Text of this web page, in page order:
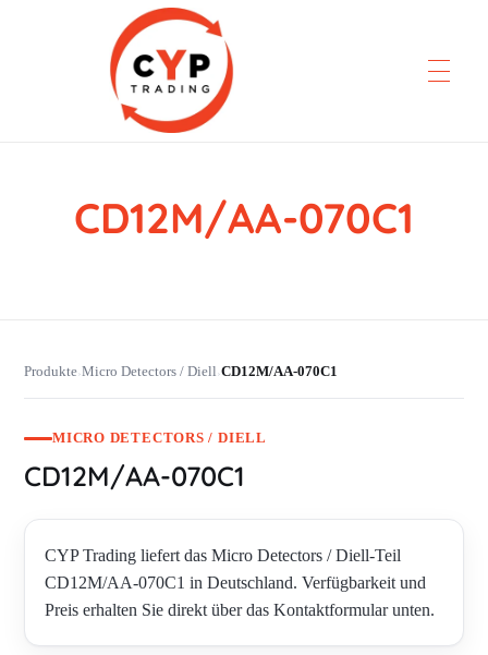
CYP Trading
Professionelle Ersatzteilbeschaffung
CD12M/AA-070C1
Produkte›Micro Detectors / Diell›CD12M/AA-070C1
MICRO DETECTORS / DIELL
CD12M/AA-070C1
CYP Trading liefert das Micro Detectors / Diell-Teil
CD12M/AA-070C1 in Deutschland. Verfügbarkeit und
Preis erhalten Sie direkt über das Kontaktformular unten.